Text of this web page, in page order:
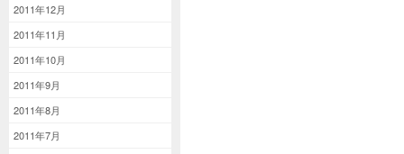
2011年12月
2011年11月
2011年10月
2011年9月
2011年8月
2011年7月